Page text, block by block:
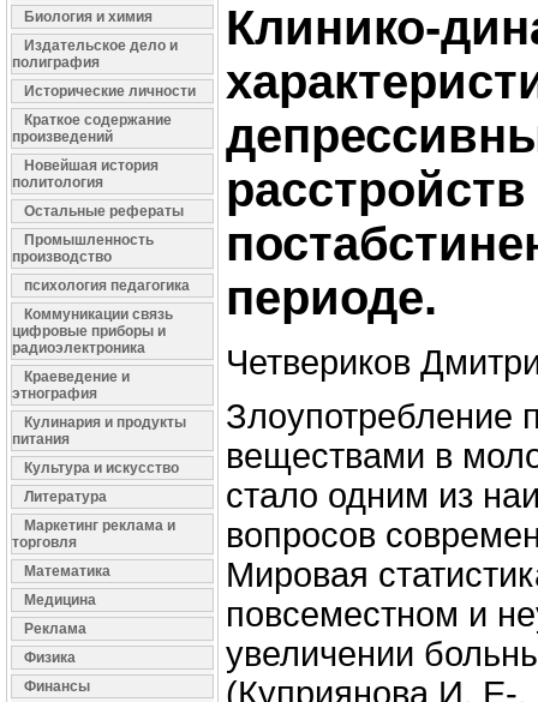
Биология и химия
Издательское дело и
полиграфия
Исторические личности
Краткое содержание
произведений
Новейшая история
политология
Остальные рефераты
Промышленность
производство
психология педагогика
Коммуникации связь
цифровые приборы и
радиоэлектроника
Краеведение и
этнография
Кулинария и продукты
питания
Культура и искусство
Литература
Маркетинг реклама и
торговля
Математика
Медицина
Реклама
Физика
Финансы
Клинико-
периоде.
Четвериков
Злоупотребление
веществами в
стало одним из
вопросов
Мировая
повсеместном и
увеличении
(Куприянова И. Е-